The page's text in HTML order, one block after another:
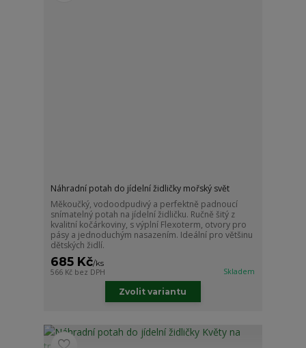
Náhradní potah do jídelní židličky mořský svět
Měkoučký, vodoodpudivý a perfektně padnoucí
snímatelný potah na jídelní židličku. Ručně šitý z
kvalitní kočárkoviny, s výplní Flexoterm, otvory pro
pásy a jednoduchým nasazením. Ideální pro většinu
dětských židlí.
685 Kč/ks
566 Kč bez DPH Skladem
Zvolit variantu